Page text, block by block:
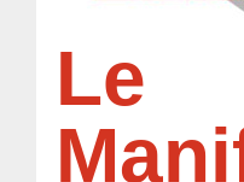
Le